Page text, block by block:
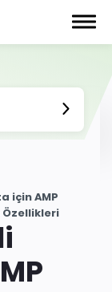
için AMP
Özellikleri